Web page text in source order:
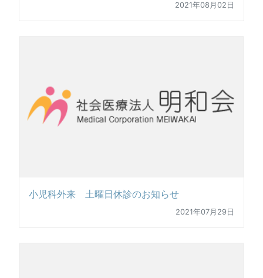
2021年08月02日
小児科外来 土曜日休診のお知らせ
2021年07月29日